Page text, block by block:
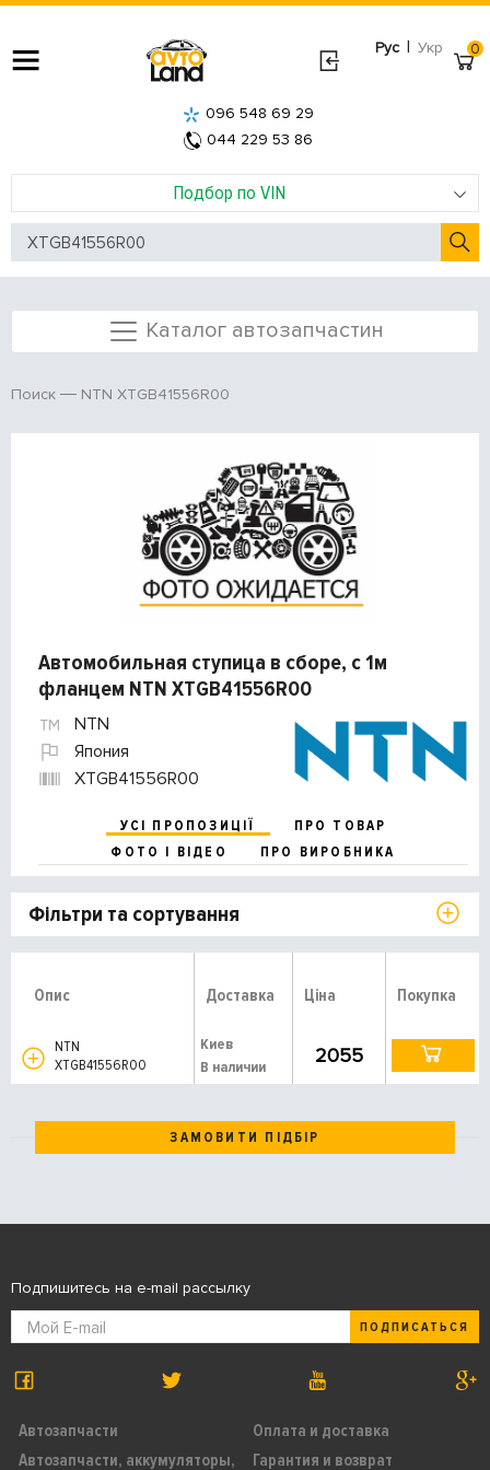
Рус | Укр
Подбор по VIN
096 548 69 29
044 229 53 86
0
Каталог автозапчастин
Поиск NTN XTGB41556R00
Автомобильная ступица в сборе, с 1м
фланцем NTN XTGB41556R00
NTN
Япония
XTGB41556R00
УСІ ПРОПОЗИЦІЇ
ПРО ТОВАР
ФОТО І ВІДЕО
ПРО ВИРОБНИКА
Фільтри та сортування
Опис Доставка Ціна Покупка
NTN
XTGB41556R00
Киев
В наличии
2055
ЗАМОВИТИ ПІДБІР
Автозапчасти
Автозапчасти, аккумуляторы,
Оплата и доставка
Гарантия и возврат
Подпишитесь на e-mail рассылку
ПОДПИСАТЬСЯ